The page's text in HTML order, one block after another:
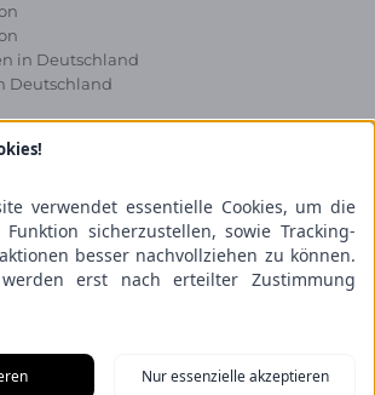
in Deutschland
Deutschland
& Zusammenarbeit
verwendet essentielle Cookies, um die
sicherzustellen, sowie Tracking-
besser nachvollziehen zu können.
werden erst nach erteilter Zustimmung
Nur essenzielle akzeptieren